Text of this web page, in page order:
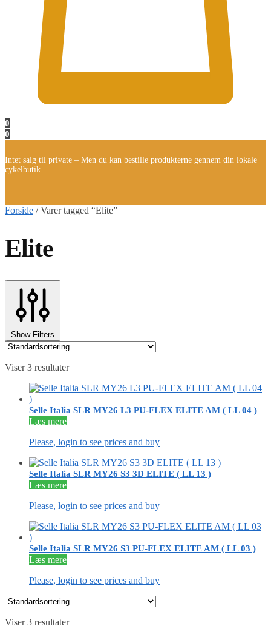
0
0
Intet salg til private – Men du kan bestille produkterne gennem din lokale
cykelbutik
Forside /Varer tagged “Elite”
Elite
Show Filters
Viser 3 resultater
Selle Italia SLR MY26 L3 PU-FLEX ELITE AM ( LL 04 )
Læs mere
Please, login to see prices and buy
Selle Italia SLR MY26 S3 3D ELITE ( LL 13 )
Læs mere
Please, login to see prices and buy
Selle Italia SLR MY26 S3 PU-FLEX ELITE AM ( LL 03 )
Læs mere
Please, login to see prices and buy
Viser 3 resultater